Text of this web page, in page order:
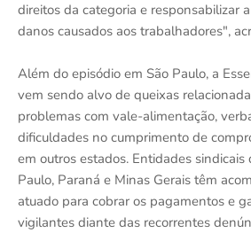
direitos da categoria e responsabilizar
danos causados aos trabalhadores",
Além do episódio em São Paulo, a
vem sendo alvo de queixas
problemas com vale-alimentação,
dificuldades no cumprimento de
em outros estados. Entidades sindicais
Paulo, Paraná e Minas Gerais têm
atuado para cobrar os pagamentos e
vigilantes diante das recorrentes